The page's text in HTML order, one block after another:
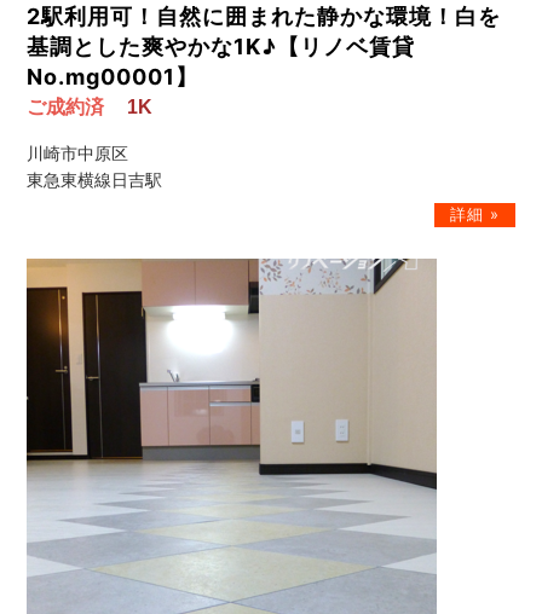
2駅利用可！自然に囲まれた静かな環境！白を
基調とした爽やかな1K♪【リノベ賃貸
No.mg00001】
ご成約済 1K
川崎市中原区
東急東横線日吉駅